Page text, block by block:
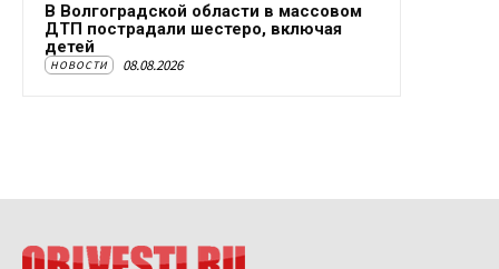
В Волгоградской области в массовом
ДТП пострадали шестеро, включая
детей
НОВОСТИ 08.08.2026